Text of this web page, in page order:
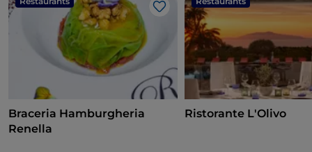
Like
Braceria Hamburgheria
Renella
Ristorante L'Olivo